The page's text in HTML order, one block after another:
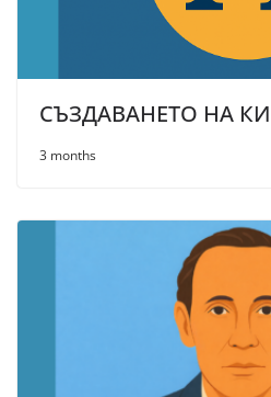
СЪЗДАВАНЕТО НА
3 months